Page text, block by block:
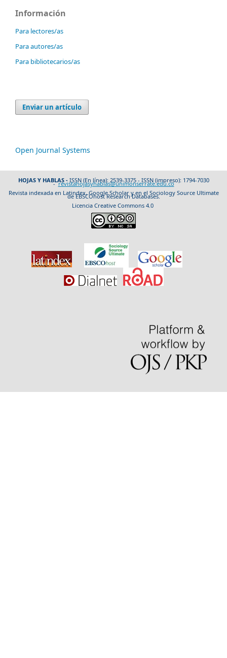
Información
Para lectores/as
Para autores/as
Para bibliotecarios/as
Enviar un artículo
Open Journal Systems
HOJAS Y HABLAS - ISSN (En línea): 2539-3375 - ISSN (impreso): 1794-7030
-revistahojasyhablas@unimonserrate.edu.co
Revista indexada en Latindex, Google Scholar y en el Sociology Source Ultimate
de EBSCOhost Research Databases.
Licencia Creative Commons 4.0